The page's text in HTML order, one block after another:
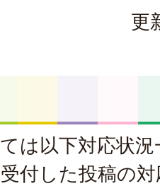
更
は以下対応状
付した投稿の